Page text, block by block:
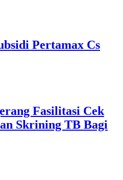
Pertamax Cs
Fasilitasi Cek
Skrining TB Bagi